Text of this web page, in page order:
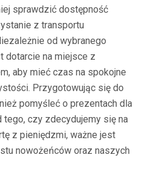
sprawdzić dostępność
z transportu
od wybranego
dotarcie na miejsce z
aby mieć czas na spokojne
Przygotowując się do
pomyśleć o prezentach dla
tego, czy zdecydujemy się na
z pieniędzmi, ważne jest
nowożeńców oraz naszych